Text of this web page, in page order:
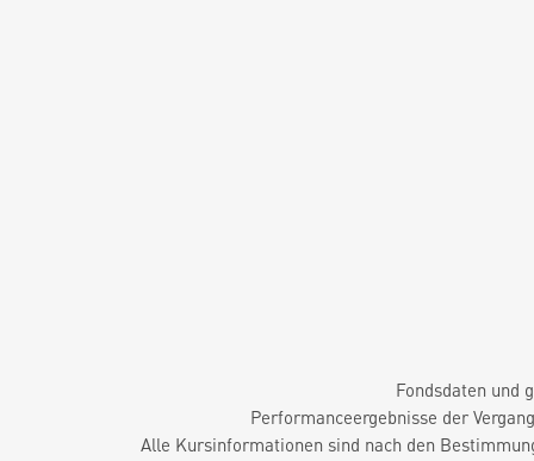
Fondsdaten und
Performanceergebnisse der
Alle Kursinformationen sind nach den